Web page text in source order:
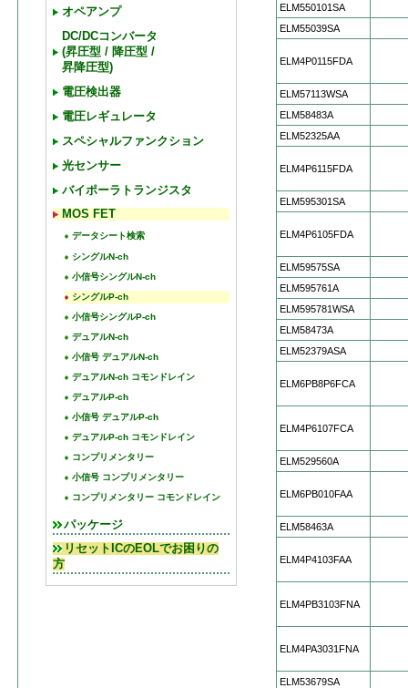
オペアンプ
DC/DCコンバータ
(昇圧型 / 降圧型 /
昇降圧型)
電圧検出器
電圧レギュレータ
スペシャルファンクション
光センサー
バイポーラトランジスタ
MOS FET
データシート検索
シングルN-ch
小信号シングルN-ch
シングルP-ch
小信号シングルP-ch
デュアルN-ch
小信号 デュアルN-ch
デュアルN-ch コモンドレイン
デュアルP-ch
小信号 デュアルP-ch
デュアルP-ch コモンドレイン
コンプリメンタリー
小信号 コンプリメンタリー
コンプリメンタリー コモンドレイン
パッケージ
リセットICのEOLでお困りの
方
ELM550101SA
ELM55039SA
ELM4P0115FDA
ELM57113WSA
ELM58483A
ELM52325AA
ELM4P6115FDA
ELM595301SA
ELM4P6105FDA
ELM59575SA
ELM595761A
ELM595781WSA
ELM58473A
ELM52379ASA
ELM6PB8P6FCA
ELM4P6107FCA
ELM529560A
ELM6PB010FAA
ELM58463A
ELM4P4103FAA
ELM4PB3103FNA
ELM4PA3031FNA
ELM53679SA